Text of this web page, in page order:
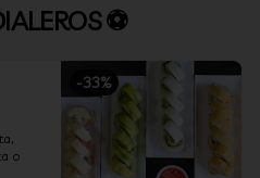
⚽
-33%
o